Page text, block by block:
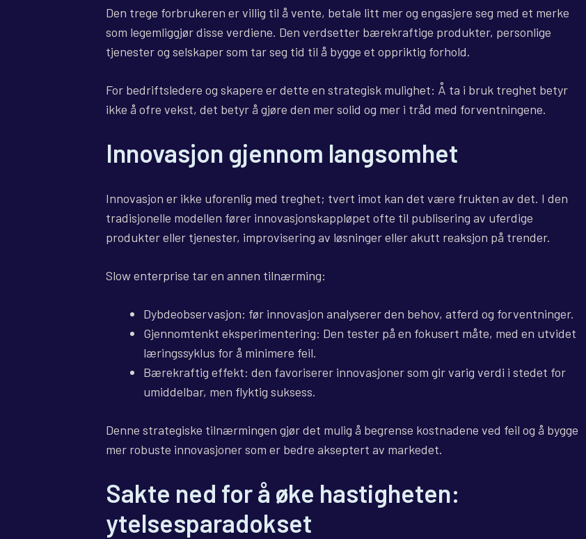
Den trege forbrukeren er villig til å vente, betale litt mer og engasjere seg med et merke
som legemliggjør disse verdiene. Den verdsetter bærekraftige produkter, personlige
tjenester og selskaper som tar seg tid til å bygge et oppriktig forhold.
For bedriftsledere og skapere er dette en strategisk mulighet: Å ta i bruk treghet betyr
ikke å ofre vekst, det betyr å gjøre den mer solid og mer i tråd med forventningene.
Innovasjon gjennom langsomhet
Innovasjon er ikke uforenlig med treghet; tvert imot kan det være frukten av det. I den
tradisjonelle modellen fører innovasjonskappløpet ofte til publisering av uferdige
produkter eller tjenester, improvisering av løsninger eller akutt reaksjon på trender.
Slow enterprise tar en annen tilnærming:
Dybdeobservasjon: før innovasjon analyserer den behov, atferd og forventninger.
Gjennomtenkt eksperimentering: Den tester på en fokusert måte, med en utvidet
læringssyklus for å minimere feil.
Bærekraftig effekt: den favoriserer innovasjoner som gir varig verdi i stedet for
umiddelbar, men flyktig suksess.
Denne strategiske tilnærmingen gjør det mulig å begrense kostnadene ved feil og å bygge
mer robuste innovasjoner som er bedre akseptert av markedet.
Sakte ned for å øke hastigheten:
ytelsesparadokset